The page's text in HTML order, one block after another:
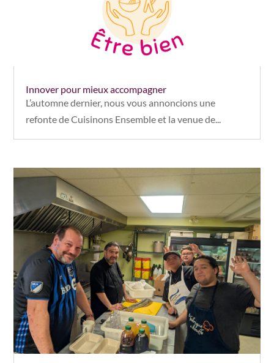
Innover pour mieux accompagner
L’automne dernier, nous vous annoncions une
refonte de Cuisinons Ensemble et la venue de...